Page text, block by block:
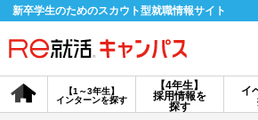
新卒学生のためのスカウト型就職情報サイト
【4年生】
採用情報を
探す
【1～3年生】
インターンを探す
イ
会員登録